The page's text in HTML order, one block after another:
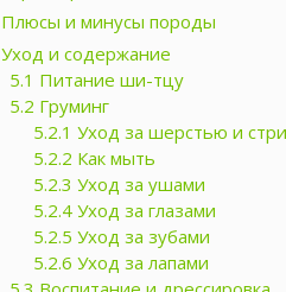
Плюсы и минусы породы
Уход и содержание
5.1 Питание ши-тцу
5.2 Груминг
5.2.1 Уход за шерстью и
5.2.2 Как мыть
5.2.3 Уход за ушами
5.2.4 Уход за глазами
5.2.5 Уход за зубами
5.2.6 Уход за лапами